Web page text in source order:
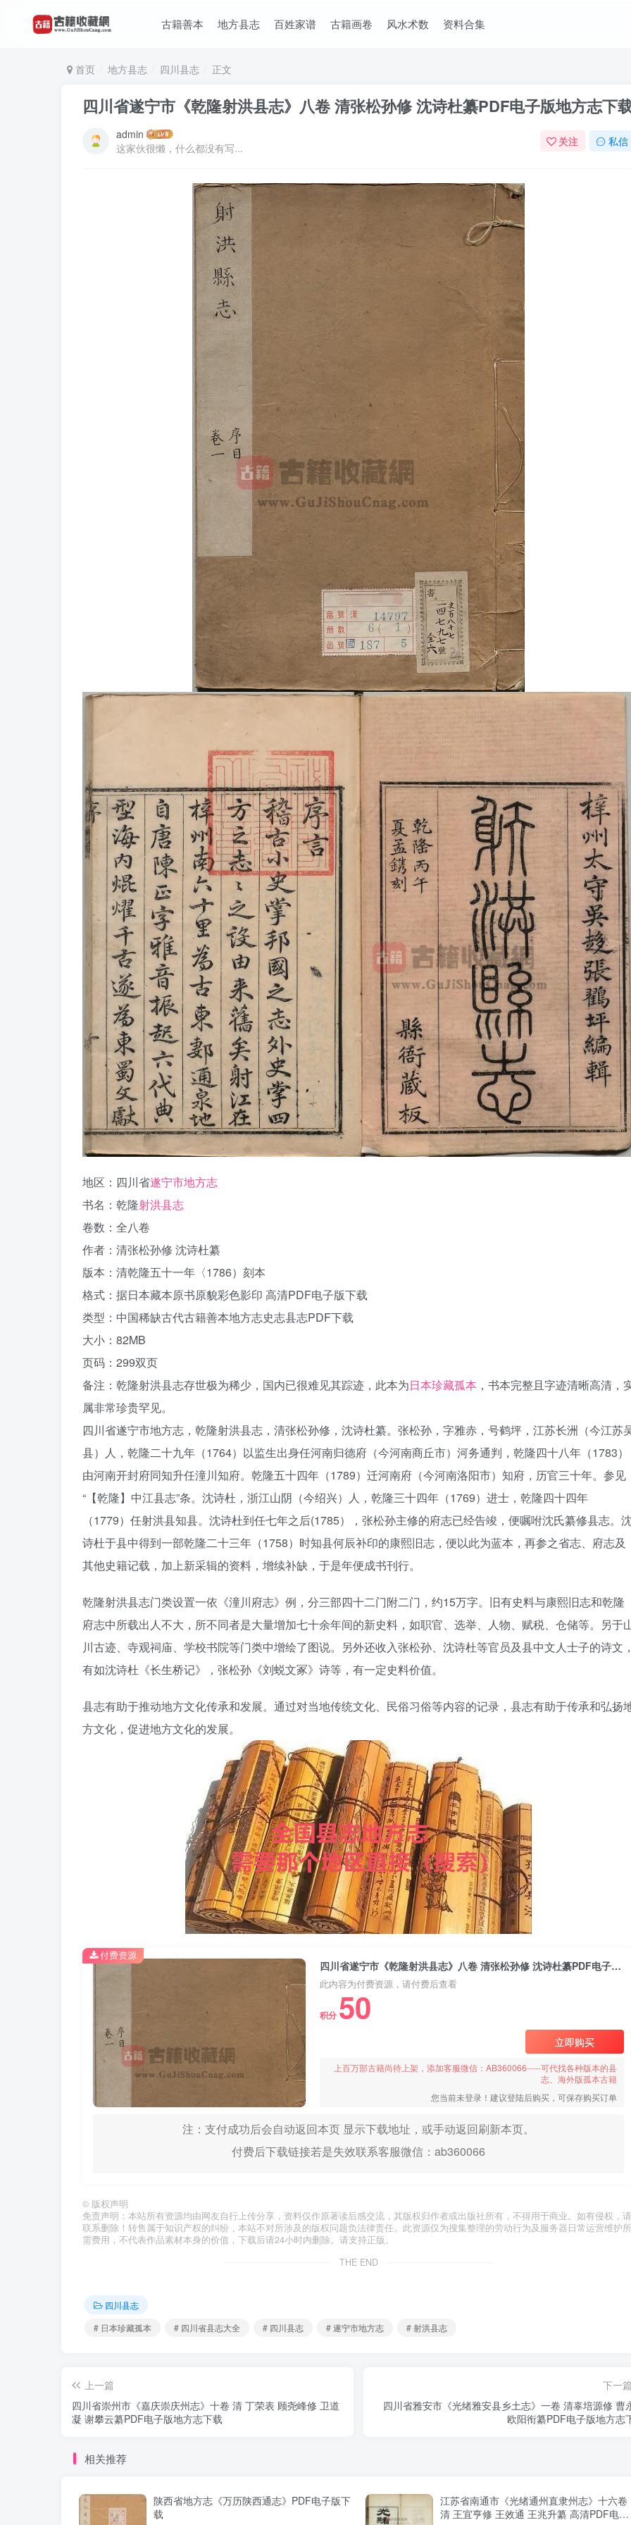
古籍善本 地方县志 百姓家谱 古籍画卷 风水术数 资料合集
首页 地方县志 四川县志 正文
四川省遂宁市《乾隆射洪县志》八卷 清张松孙修 沈诗杜纂PDF电子版地方志下
admin
这家伙很懒，什么都没有写...
关注 私信
地区：四川省遂宁市地方志
书名：乾隆射洪县志
卷数：全八卷
作者：清张松孙修 沈诗杜纂
版本：清乾隆五十一年〈1786）刻本
格式：据日本藏本原书原貌彩色影印 高清PDF电子版下载
类型：中国稀缺古代古籍善本地方志史志县志PDF下载
大小：82MB
页码：299双页
备注：乾隆射洪县志存世极为稀少，国内已很难见其踪迹，此本为日本珍藏孤本 ，书本完整且字迹清晰高清，
属非常珍贵罕见。
四川省遂宁市地方志，乾隆射洪县志，清张松孙修，沈诗杜纂。张松孙，字雅赤，号鹤坪，江苏长洲（今江苏
县）人，乾隆二十九年（1764）以监生出身任河南归德府（今河南商丘市）河务通判，乾隆四十八年（1783）
由河南开封府同知升任潼川知府。乾隆五十四年（1789）迁河南府（今河南洛阳市）知府，历官三十年。参见
“【乾隆】中江县志”条。沈诗杜，浙江山阴（今绍兴）人，乾隆三十四年（1769）进士，乾隆四十四年
（1779）任射洪县知县。沈诗杜到任七年之后(1785），张松孙主修的府志已经告竣，便嘱咐沈氏纂修县志。
诗杜于县中得到一部乾隆二十三年（1758）时知县何辰补印的康熙旧志，便以此为蓝本，再参之省志、府志及
其他史籍记载，加上新采辑的资料，增续补缺，于是年便成书刊行。
乾隆射洪县志门类设置一依《潼川府志》例，分三部四十二门附二门，约15万字。旧有史料与康熙旧志和乾隆
府志中所载出人不大，所不同者是大量增加七十余年间的新史料，如职官、选举、人物、赋税、仓储等。另于
川古迹、寺观祠庙、学校书院等门类中增绘了图说。另外还收入张松孙、沈诗杜等官员及县中文人士子的诗文，
有如沈诗杜《长生桥记》，张松孙《刘蜕文冢》诗等，有一定史料价值。
县志有助于推动地方文化传承和发展。通过对当地传统文化、民俗习俗等内容的记录，县志有助于传承和弘扬
方文化，促进地方文化的发展。
四川省遂宁市《乾隆射洪县志》八卷 清张松孙修 沈诗杜纂PDF电子版地方志下载
此内容为付费资源，请付费后查看
积分 50
立即购买
上百万部古籍尚待上架，添加客服微信：AB360066-----可代找各种版本的县
志、海外版孤本古籍
您当前未登录！建议登陆后购买，可保存购买订单
注：支付成功后会自动返回本页 显示下载地址，或手动返回刷新本页。
付费后下载链接若是失效联系客服微信：ab360066
付费资源
© 版权声明
免责声明：本站所有资源均由网友自行上传分享，资料仅作原著读后感交流，其版权归作者或出版社所有，不得用于商业。如有侵权，请
联系删除！转售属于知识产权的纠纷，本站不对所涉及的版权问题负法律责任。此资源仅为搜集整理的劳动行为及服务器日常运营维护所
需费用，不代表作品素材本身的价值，下载后请24小时内删除。请支持正版。
THE END
四川县志
# 日本珍藏孤本
# 四川省县志大全 # 四川县志 # 遂宁市地方志 # 射洪县志
上一篇
四川省崇州市《嘉庆崇庆州志》十卷 清 丁荣表 顾尧峰修 卫道
凝 谢攀云纂PDF电子版地方志下载
下一篇
四川省雅安市《光绪雅安县乡土志》一卷 清辜培源修 曹
欧阳衔纂PDF电子版地方志
相关推荐
陕西省地方志《万历陕西通志》PDF电子版下
载
江苏省南通市《光绪通州直隶州志》十六卷
清 王宜亨修 王效通 王兆升纂 高清PDF电子